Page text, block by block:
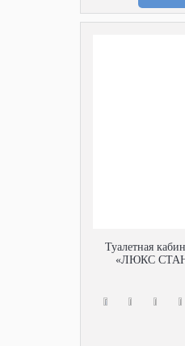
Туалетная
«ЛЮКС